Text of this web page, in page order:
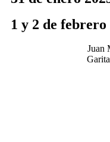
1 y 2 de febrero
Juan